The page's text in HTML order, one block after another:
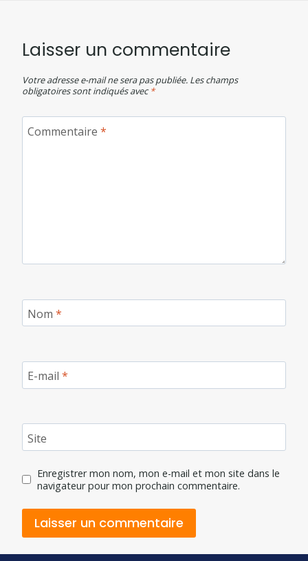
Laisser un commentaire
Votre adresse e-mail ne sera pas publiée. Les champs
obligatoires sont indiqués avec*
Commentaire *
Nom *
E-mail *
Site
Enregistrer mon nom, mon e-mail et mon site dans le
navigateur pour mon prochain commentaire.